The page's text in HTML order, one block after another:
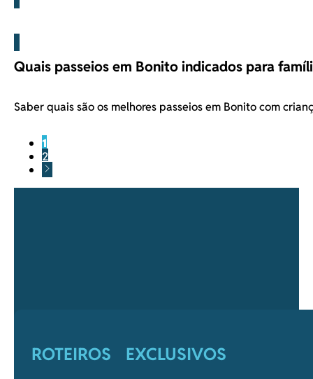
Quais passeios em Bonito indicados para
Saber quais são os melhores passeios em Bonito com
1
2
ROTEIROS EXCLUSIVOS